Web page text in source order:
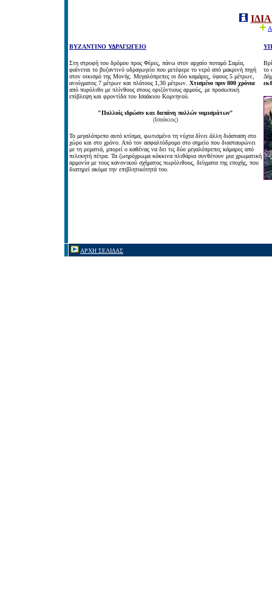
ΒΥΖΑΝΤΙΝΟ ΥΔΡΑΓΩΓΕΙΟ
Στη στροφή του δρόμου προς Φέρες, πάνω στον αρχαίο ποταμό Σαμία,
φαίνεται το βυζαντινό υδραγωγείο που μετέφερε το νερό από μακρινή πηγή
στον οικισμό της Μονής. Μεγαλόπρεπες οι δύο καμάρες, ύψους 5 μέτρων,
ανοίγματος 7 μέτρων και πλάτους 1,30 μέτρων. Χτισμένο πριν 800 χρόνια
από πυρόλιθο με πλίνθους στους οριζόντιους αρμούς, με προσωπική
επίβλεψη και φροντίδα του Ισαάκιου Κομνηνού.
"Πολλοίς ιδρώσιν και δαπάνη πολλών νομισμάτων"
(Ισαάκιος)
Το μεγαλόπρεπο αυτό κτίσμα, φωτισμένο τη νύχτα δίνει άλλη διάσταση στο
χώρο και στο χρόνο. Από τον ασφαλτόδρομο στο σημείο που διασταυρώνει
με τη ρεματιά, μπορεί ο καθένας να δει τις δύο μεγαλόπρεπες κάμαρες από
πελεκητή πέτρα. Τα ζωηρόχρωμα κόκκινα πλιθάρια συνθέτουν μια χρωματική
αρμονία με τους κανονικού σχήματος πωρόλιθους, δείγματα της εποχής, που
διατηρεί ακόμα την επιβλητικότητά του.
το
ΑΡΧΗ ΣΕΛΙΔΑΣ